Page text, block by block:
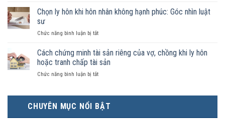
được
công
là
hôn
đăng
hôn
tài
sản
như
nào?
phải
điều
kinh
tế
hơn
trực
tiếp
nuôi
Chọn ly hôn khi hôn nhân không hạnh phúc: Góc nhìn luật
sư
Chức năng bình luận bị tắtở
ly
hôn
khi
hôn
hạnh
phúc:
Góc
Cách chứng minh tài sản riêng của vợ, chồng khi ly hôn
hoặc tranh chấp tài sản
Chức năng bình luận bị tắtở
tài
sản
CHUYÊN MỤC NỔI BẬT